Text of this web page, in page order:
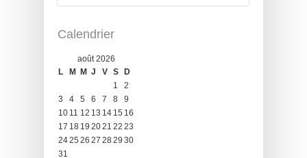
Calendrier
août 2026
L
M M J V S
D
1
2
3
4 5 6 7 8
9
10 11 12 13 14 15 16
17 18 19 2021 22 23
2425 26 27 2829 30
31